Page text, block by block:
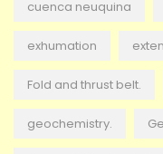
cuenca neuquina
exhumation
Fold and thrust belt.
geochemistry.